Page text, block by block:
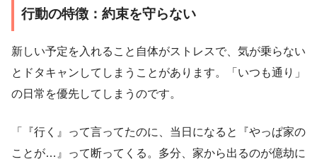
行動の特徴：約束を守らない
新しい予定を入れること自体がストレスで、気が乗らない
とドタキャンしてしまうことがあります。「いつも通り」
の日常を優先してしまうのです。
「『行く』って言ってたのに、当日になると『やっぱ家の
ことが…』って断ってくる。多分、家から出るのが億劫に